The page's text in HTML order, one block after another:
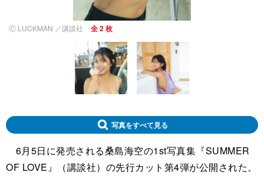
Ⓒ LUCKMAN ／講談社 全 2 枚
写真をすべて見る
6月5日に発売される桑島海空の1st写真集『SUMMER
OF LOVE』（講談社）の先行カット第4弾が公開された。